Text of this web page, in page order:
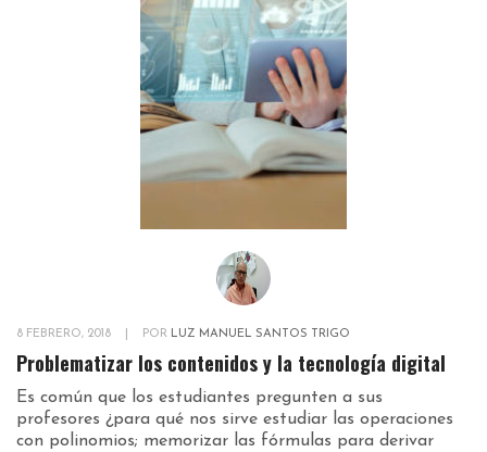
8 FEBRERO, 2018 POR LUZ MANUEL SANTOS TRIGO
Problematizar los contenidos y la tecnología digital
Es común que los estudiantes pregunten a sus
profesores ¿para qué nos sirve estudiar las operaciones
con polinomios; memorizar las fórmulas para derivar